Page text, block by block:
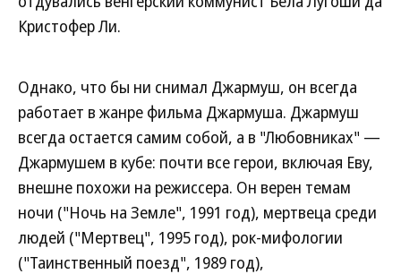
Кристофер Ли.
Однако, что бы ни снимал Джармуш, он всегда
работает в жанре фильма Джармуша. Джармуш
всегда остается самим собой, а в "Любовниках" —
Джармушем в кубе: почти все герои, включая Еву,
внешне похожи на режиссера. Он верен темам
ночи ("Ночь на Земле", 1991 год), мертвеца среди
людей ("Мертвец", 1995 год), рок-мифологии
("Таинственный поезд", 1989 год),